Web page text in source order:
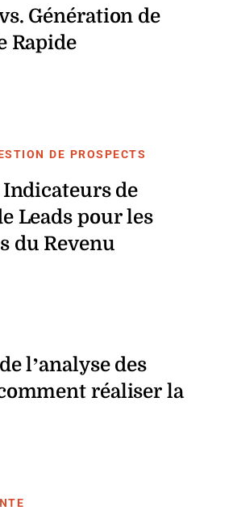
Génération de
Rapide
DE PROSPECTS
de
Leads pour les
du Revenu
l’analyse des
réaliser la